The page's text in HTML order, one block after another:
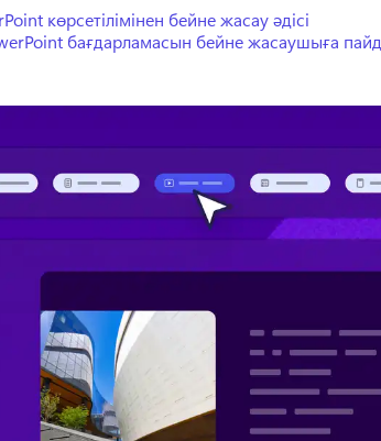
көрсетілімінен бейне жасау әдісі
бағдарламасын бейне жасаушыға